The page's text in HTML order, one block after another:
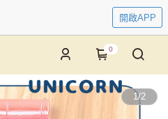
開啟APP
0
1/2